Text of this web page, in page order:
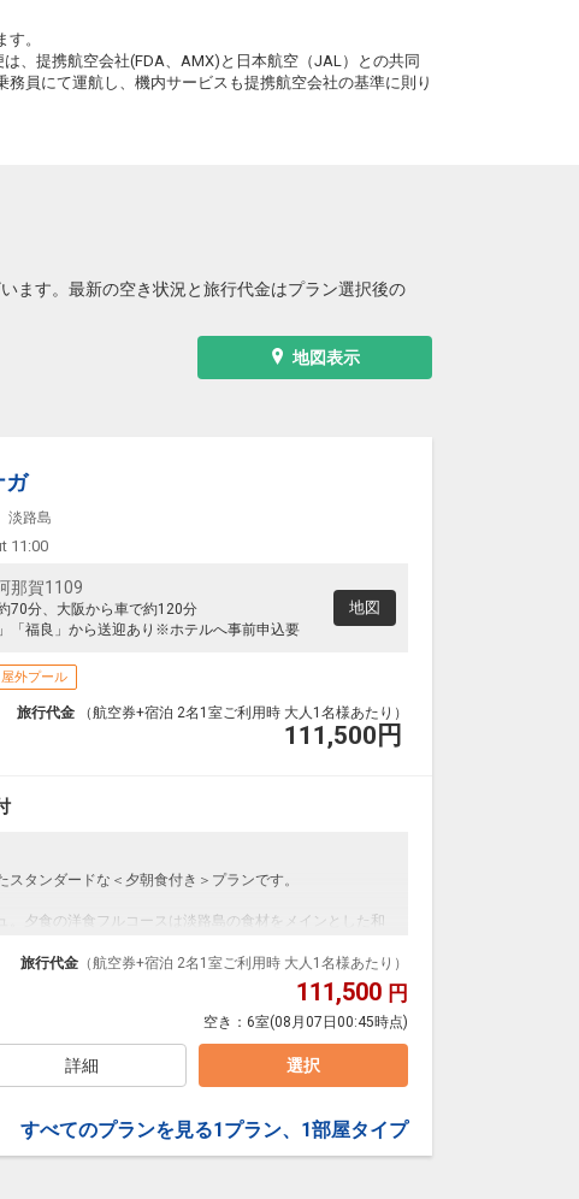
。
、提携航空会社(FDA、AMX)と日本航空（JAL）との共同
員にて運航し、機内サービスも提携航空会社の基準に則り
ます。最新の空き状況と旅行代金はプラン選択後の
地図表示
ガ
淡路島
11:00
那賀1109
70分、大阪から車で約120分
」「福良」から送迎あり※ホテルへ事前申込要
地図
屋外プール
旅行代金 （航空券+宿泊 2名1室ご利用時 大人1名様あたり）
111,500 円
タンダードな＜夕朝食付き＞プランです。
。夕食の洋食フルコースは淡路島の食材をメインとした和
ってます。朝食は和定食をご用意します。
旅行代金 （航空券+宿泊 2名1室ご利用時 大人1名様あたり）
111,500 円
空き： 6室(08月07日00:45時点)
詳細 選択
すべてのプランを見る1プラン、1部屋タイプ